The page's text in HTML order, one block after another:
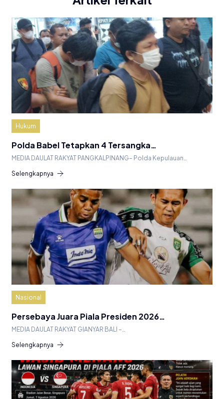
Hukum
Polda Babel Tetapkan 4 Tersangka…
MEDIA DAULAT RAKYAT PANGKALPINANG– Polda Kepulauan…
Selengkapnya
Nasional
Persebaya Juara Piala Presiden 2026…
MEDIA DAULAT RAKYAT GIANYAR BALI –…
Selengkapnya